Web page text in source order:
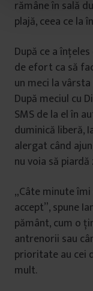
rămâne în sală
plajă, ceea ce la
După ce a
de efort ca să
un meci la
După meciul cu
SMS de la el în
duminică liberă,
alergat când
nu voia să
„Câte minute
accept”, spune
pământ, cum o
antrenorii sau
prioritate au cei
mult.